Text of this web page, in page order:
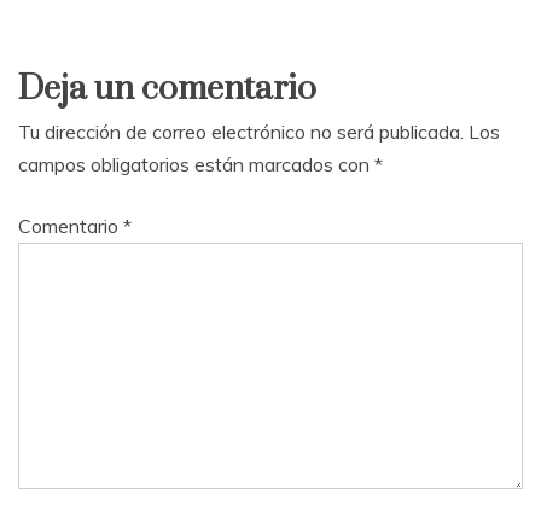
Deja un comentario
Tu dirección de correo electrónico no será publicada. Los
campos obligatorios están marcados con *
Comentario *